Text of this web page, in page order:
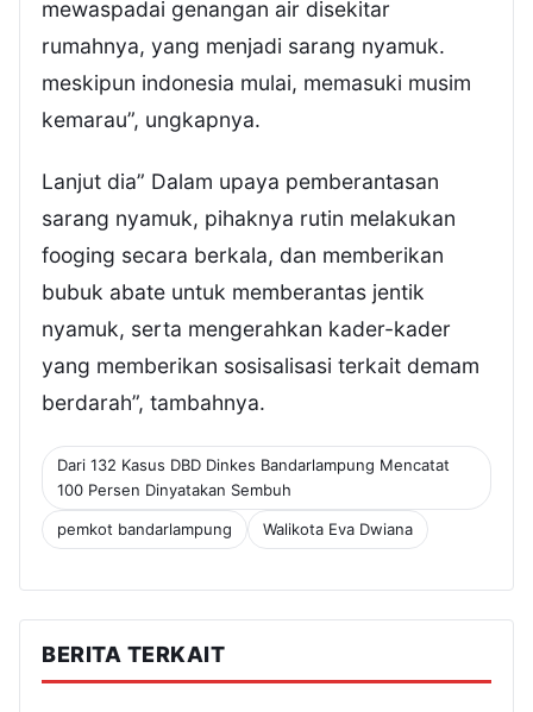
mewaspadai genangan air disekitar
rumahnya, yang menjadi sarang nyamuk.
meskipun indonesia mulai, memasuki musim
kemarau”, ungkapnya.
Lanjut dia” Dalam upaya pemberantasan
sarang nyamuk, pihaknya rutin melakukan
fooging secara berkala, dan memberikan
bubuk abate untuk memberantas jentik
nyamuk, serta mengerahkan kader-kader
yang memberikan sosisalisasi terkait demam
berdarah”, tambahnya.
Dari 132 Kasus DBD Dinkes Bandarlampung Mencatat
100 Persen Dinyatakan Sembuh
pemkot bandarlampung Walikota Eva Dwiana
BERITA TERKAIT